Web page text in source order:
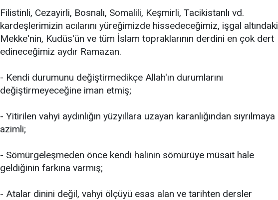
Filistinli, Cezayirli, Bosnalı, Somalili, Keşmirli, Tacikistanlı vd.
kardeşlerimizin acılarını yüreğimizde hissedeceğimiz, işgal altındaki
Mekke'nin, Kudüs'ün ve tüm İslam topraklarının derdini en çok dert
edineceğimiz aydır Ramazan.
- Kendi durumunu değiştirmedikçe Allah'ın durumlarını
değiştirmeyeceğine iman etmiş;
- Yitirilen vahyi aydınlığın yüzyıllara uzayan karanlığından sıyrılmaya
azimli;
- Sömürgeleşmeden önce kendi halinin sömürüye müsait hale
geldiğinin farkına varmış;
- Atalar dinini değil, vahyi ölçüyü esas alan ve tarihten dersler